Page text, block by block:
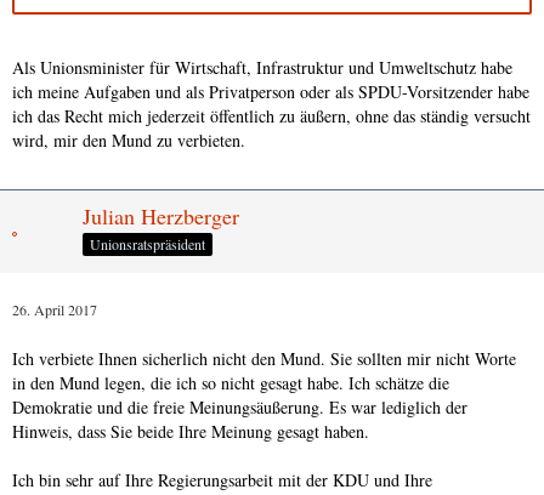
Als Unionsminister für Wirtschaft, Infrastruktur und Umweltschutz habe
ich meine Aufgaben und als Privatperson oder als SPDU-Vorsitzender habe
ich das Recht mich jederzeit öffentlich zu äußern, ohne das ständig versucht
wird, mir den Mund zu verbieten.
Julian Herzberger
Unionsratspräsident
26. April 2017
Ich verbiete Ihnen sicherlich nicht den Mund. Sie sollten mir nicht Worte
in den Mund legen, die ich so nicht gesagt habe. Ich schätze die
Demokratie und die freie Meinungsäußerung. Es war lediglich der
Hinweis, dass Sie beide Ihre Meinung gesagt haben.
Ich bin sehr auf Ihre Regierungsarbeit mit der KDU und Ihre